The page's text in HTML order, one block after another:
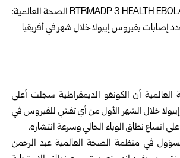
أن الكونغو الديمقراطية سجلت أعلى
خلال الشهر الأول من أي تفشٍ للفيروس في
اتساع نطاق الوباء الحالي وسرعة انتشاره.
في منظمة الصحة العالمية عبد الرحمن